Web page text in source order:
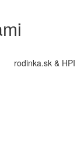
rodinka.sk & HPI